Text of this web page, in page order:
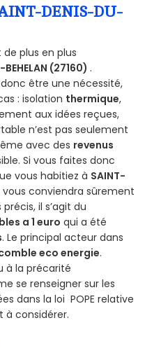
DENIS-DU-
plus en plus
(27160) .
donc être une nécessité,
: isolation thermique,
aux idées reçues,
n’est pas seulement
avec des revenus
Si vous faites donc
vous habitiez à SAINT-
conviendra sûrement
il s’agit du
a 1 euro qui a été
. Le principal acteur dans
eco energie.
à la précarité
se renseigner sur les
dans la loi POPE relative
à considérer.